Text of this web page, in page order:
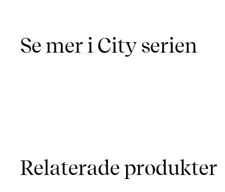
Se mer i City serien
Relaterade produkter